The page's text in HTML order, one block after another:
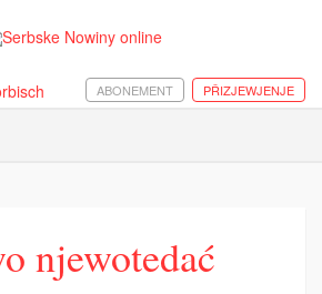
PŘIZJEWJENJE
ABONEMENT
njewotedać